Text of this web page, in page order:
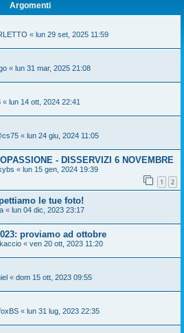
Argomenti
« lun 29 set, 2025 11:59
« lun 31 mar, 2025 21:08
« lun 14 ott, 2024 22:41
« lun 24 giu, 2024 11:05
- DISSERVIZI 6 NOVEMBRE
« lun 15 gen, 2024 19:39
1 2
le tue foto!
« lun 04 dic, 2023 23:17
proviamo ad ottobre
« ven 20 ott, 2023 11:20
« dom 15 ott, 2023 09:55
« lun 31 lug, 2023 22:35